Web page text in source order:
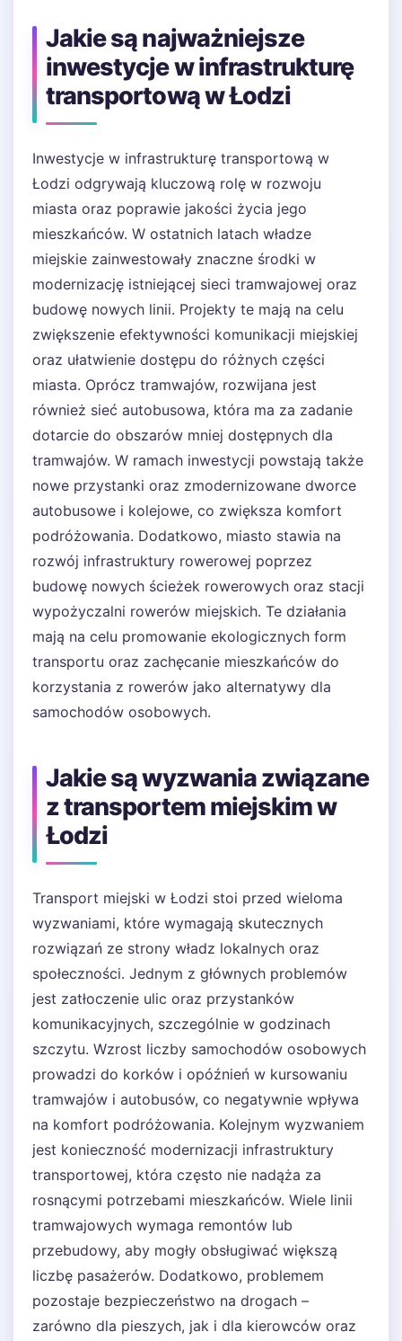
Jakie są najważniejsze
inwestycje w infrastrukturę
transportową w Łodzi
Inwestycje w infrastrukturę transportową w
Łodzi odgrywają kluczową rolę w rozwoju
miasta oraz poprawie jakości życia jego
mieszkańców. W ostatnich latach władze
miejskie zainwestowały znaczne środki w
modernizację istniejącej sieci tramwajowej oraz
budowę nowych linii. Projekty te mają na celu
zwiększenie efektywności komunikacji miejskiej
oraz ułatwienie dostępu do różnych części
miasta. Oprócz tramwajów, rozwijana jest
również sieć autobusowa, która ma za zadanie
dotarcie do obszarów mniej dostępnych dla
tramwajów. W ramach inwestycji powstają także
nowe przystanki oraz zmodernizowane dworce
autobusowe i kolejowe, co zwiększa komfort
podróżowania. Dodatkowo, miasto stawia na
rozwój infrastruktury rowerowej poprzez
budowę nowych ścieżek rowerowych oraz stacji
wypożyczalni rowerów miejskich. Te działania
mają na celu promowanie ekologicznych form
transportu oraz zachęcanie mieszkańców do
korzystania z rowerów jako alternatywy dla
samochodów osobowych.
Jakie są wyzwania związane
z transportem miejskim w
Łodzi
Transport miejski w Łodzi stoi przed wieloma
wyzwaniami, które wymagają skutecznych
rozwiązań ze strony władz lokalnych oraz
społeczności. Jednym z głównych problemów
jest zatłoczenie ulic oraz przystanków
komunikacyjnych, szczególnie w godzinach
szczytu. Wzrost liczby samochodów osobowych
prowadzi do korków i opóźnień w kursowaniu
tramwajów i autobusów, co negatywnie wpływa
na komfort podróżowania. Kolejnym wyzwaniem
jest konieczność modernizacji infrastruktury
transportowej, która często nie nadąża za
rosnącymi potrzebami mieszkańców. Wiele linii
tramwajowych wymaga remontów lub
przebudowy, aby mogły obsługiwać większą
liczbę pasażerów. Dodatkowo, problemem
pozostaje bezpieczeństwo na drogach –
zarówno dla pieszych, jak i dla kierowców oraz